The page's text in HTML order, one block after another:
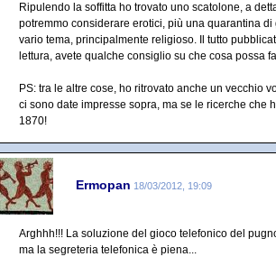
Ripulendo la soffitta ho trovato uno scatolone, a
potremmo considerare erotici, più una quarantina
vario tema, principalmente religioso. Il tutto
lettura, avete qualche consiglio su che cosa possa
PS: tra le altre cose, ho ritrovato anche un vecchio
ci sono date impresse sopra, ma se le ricerche che
1870!
Ermopan 18/03/2012, 19:09
Arghhh!!! La soluzione del gioco telefonico del
ma la segreteria telefonica è piena...